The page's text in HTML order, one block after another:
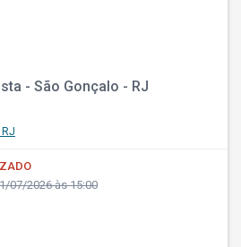
- São Gonçalo - RJ
07/2026 às 15:00